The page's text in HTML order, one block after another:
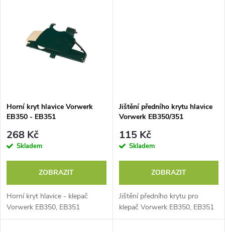
Horní kryt hlavice Vorwerk
EB350 - EB351
268 Kč
Skladem
ZOBRAZIT
Horní kryt hlavice - klepač
Vorwerk EB350, EB351
Jištění předního krytu hlavice
Vorwerk EB350/351
115 Kč
Skladem
ZOBRAZIT
Jištění předního krytu pro
klepač Vorwerk EB350, EB351